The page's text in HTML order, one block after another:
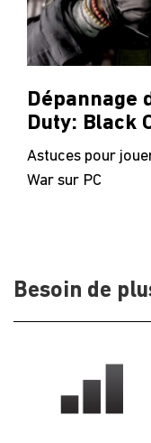
Dépannage
Duty: Black
Astuces pour
War sur PC
Besoin de